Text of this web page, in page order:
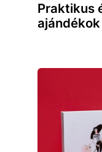
Praktikus